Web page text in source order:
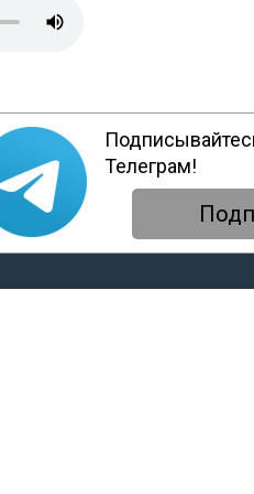
с настоящим
Телеграм!